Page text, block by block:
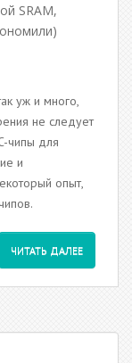
SRAM,
уж и много,
не следует
чипы для
и
опыт,
ЧИТАТЬ ДАЛЕЕ